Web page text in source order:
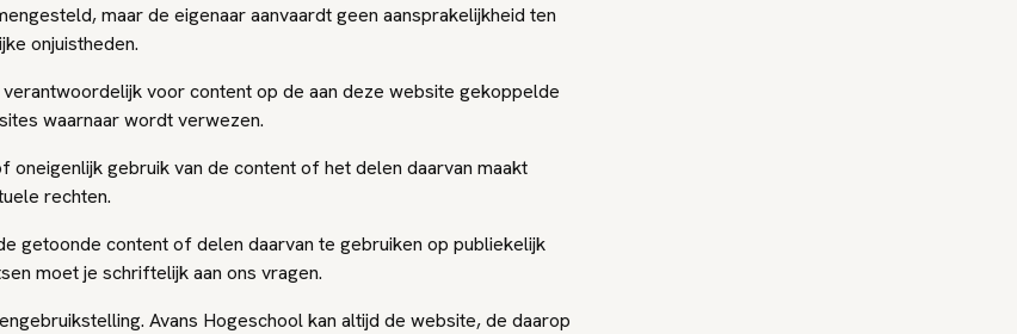
maar de eigenaar aanvaardt geen aansprakelijkheid ten
onjuistheden.
verantwoordelijk voor content op de aan deze website gekoppelde
waarnaar wordt verwezen.
oneigenlijk gebruik van de content of het delen daarvan maakt
rechten.
getoonde content of delen daarvan te gebruiken op publiekelijk
moet je schriftelijk aan ons vragen.
Avans Hogeschool kan altijd de website, de daarop